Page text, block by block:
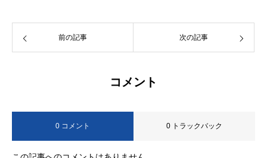
前の記事 次の記事
コメント
0 コメント 0 トラックバック